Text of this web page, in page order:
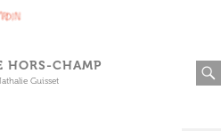
HORS-CHAMP
Guisset